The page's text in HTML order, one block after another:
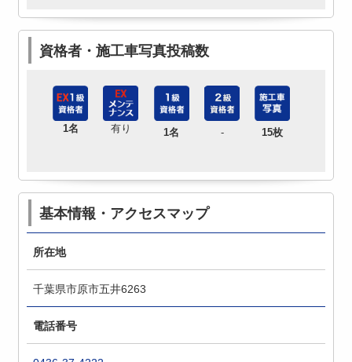
資格者・施工車写真投稿数
1名 有り 1名 - 15枚
基本情報・アクセスマップ
所在地
千葉県市原市五井6263
電話番号